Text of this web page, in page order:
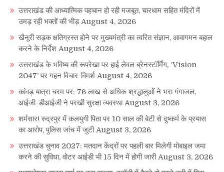
उत्तराखंड की आध्यात्मिक पहचान हो रही मजबूत, चारधाम सहित मंदिरों में
उमड़ रही भक्तों की भीड़ August 4, 2026
खैनूरी सड़क क्षतिग्रस्त होने पर मुख्यमंत्री का त्वरित संज्ञान, आवागमन बहाल
करने के निर्देश August 4, 2026
उत्तराखंड के भविष्य की रूपरेखा पर हाई लेवल ब्रेनस्टॉर्मिंग, ‘Vision
2047’ पर गहन विचार-विमर्श August 4, 2026
कांवड़ यात्रा चरम पर: 76 लाख से अधिक श्रद्धालुओं ने भरा गंगाजल,
आईजी-डीआईजी ने परखी सुरक्षा व्यवस्था August 3, 2026
शर्मसार! रुद्रपुर में कलयुगी पिता पर 10 साल की बेटी से दुष्कर्म के प्रयास
का आरोप, पुलिस जांच में जुटी August 3, 2026
उत्तराखंड चुनाव 2027: मतदान केंद्रों पर पहली बार मिलेगी मोबाइल जमा
करने की सुविधा, वोटर आईडी भी 15 दिन में होगी जारी August 3, 2026